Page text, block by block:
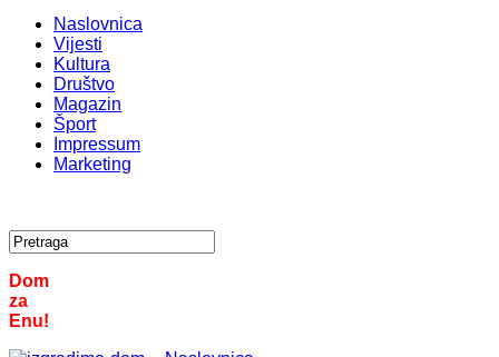
Naslovnica
Vijesti
Kultura
Društvo
Magazin
Šport
Impressum
Marketing
Dom
za
Enu!